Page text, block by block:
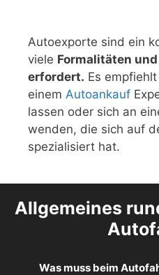
Autoexporte sind ein
viele Formalitäten
erfordert. Es
einem Autoankauf
lassen oder sich an
wenden, die sich auf
spezialisiert hat.
Allgemeines
Was muss beim